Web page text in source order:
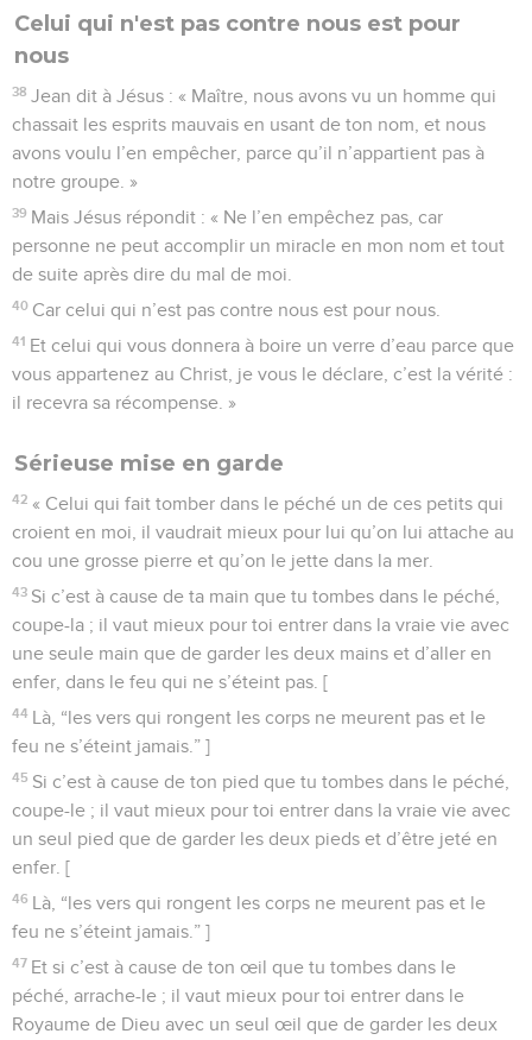
Celui qui n'est pas contre nous est pour
nous
38 Jean dit à Jésus : « Maître, nous avons vu un homme qui
chassait les esprits mauvais en usant de ton nom, et nous
avons voulu l’en empêcher, parce qu’il n’appartient pas à
notre groupe. »
39 Mais Jésus répondit : « Ne l’en empêchez pas, car
personne ne peut accomplir un miracle en mon nom et tout
de suite après dire du mal de moi.
40 Car celui qui n’est pas contre nous est pour nous.
41 Et celui qui vous donnera à boire un verre d’eau parce que
vous appartenez au Christ, je vous le déclare, c’est la vérité :
il recevra sa récompense. »
Sérieuse mise en garde
42 « Celui qui fait tomber dans le péché un de ces petits qui
croient en moi, il vaudrait mieux pour lui qu’on lui attache au
cou une grosse pierre et qu’on le jette dans la mer.
43 Si c’est à cause de ta main que tu tombes dans le péché,
coupe-la ; il vaut mieux pour toi entrer dans la vraie vie avec
une seule main que de garder les deux mains et d’aller en
enfer, dans le feu qui ne s’éteint pas. [
44 Là, “les vers qui rongent les corps ne meurent pas et le
feu ne s’éteint jamais.” ]
45 Si c’est à cause de ton pied que tu tombes dans le péché,
coupe-le ; il vaut mieux pour toi entrer dans la vraie vie avec
un seul pied que de garder les deux pieds et d’être jeté en
enfer. [
46 Là, “les vers qui rongent les corps ne meurent pas et le
feu ne s’éteint jamais.” ]
47 Et si c’est à cause de ton œil que tu tombes dans le
péché, arrache-le ; il vaut mieux pour toi entrer dans le
Royaume de Dieu avec un seul œil que de garder les deux